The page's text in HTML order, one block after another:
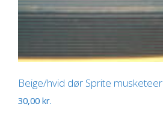
Beige/hvid dør Sprite musketeer
30,00 kr.